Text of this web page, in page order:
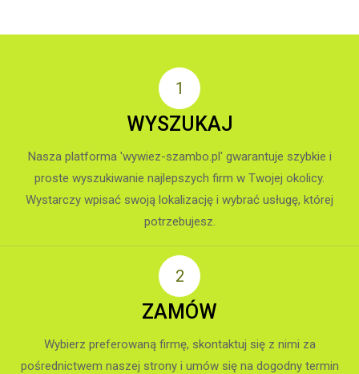
WYSZUKAJ
Nasza platforma 'wywiez-szambo.pl' gwarantuje szybkie i
proste wyszukiwanie najlepszych firm w Twojej okolicy.
Wystarczy wpisać swoją lokalizację i wybrać usługę, której
potrzebujesz.
ZAMÓW
Wybierz preferowaną firmę, skontaktuj się z nimi za
pośrednictwem naszej strony i umów się na dogodny termin